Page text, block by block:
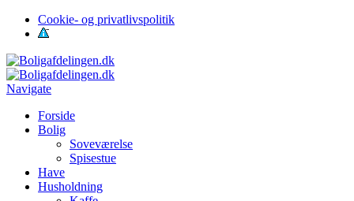
Cookie- og privatlivspolitik
Navigate
Forside
Bolig
Soveværelse
Spisestue
Have
Husholdning